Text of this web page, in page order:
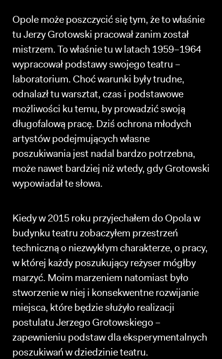
Opole może poszczycić się tym, że to właśnie
tu Jerzy Grotowski pracował zanim został
mistrzem. To właśnie tu w latach 1959–1964
wypracował podstawy swojego teatru –
laboratorium. Choć warunki były trudne,
odnalazł tu warsztat, czas i podstawowe
możliwości ku temu, by prowadzić swoją
długofalową pracę. Dziś ochrona młodych
artystów podejmujących własne
poszukiwania jest nadal bardzo potrzebna,
może nawet bardziej niż wtedy, gdy Grotowski
wypowiadał te słowa.
Kiedy w 2015 roku przyjechałem do Opola w
budynku teatru zobaczyłem przestrzeń
techniczną o niezwykłym charakterze, o pracy,
w której każdy poszukujący reżyser mógłby
marzyć. Moim marzeniem natomiast było
stworzenie w niej i konsekwentne rozwijanie
miejsca, które będzie służyło realizacji
postulatu Jerzego Grotowskiego –
zapewnieniu podstaw dla eksperymentalnych
poszukiwań w dziedzinie teatru.